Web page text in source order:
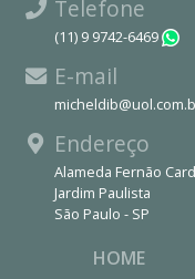
Telefone
(11) 9 9742-6469
E-mail
Endereço
Alameda Fernão
Jardim Paulista
São Paulo - SP
HOME